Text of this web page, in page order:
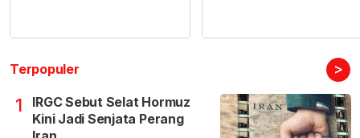
Terpopuler >
1
IRGC Sebut Selat Hormuz
Kini Jadi Senjata Perang